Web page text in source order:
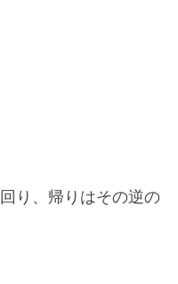
り、帰りはその逆の